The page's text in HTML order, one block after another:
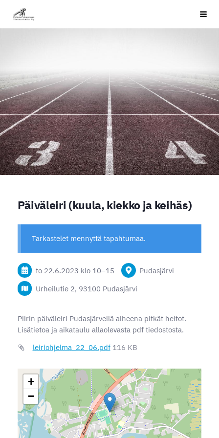
Siirry
sivun
PPYU
Päiväleiri (kuula, kiekko ja keihäs)
Tarkastelet mennyttä tapahtumaa.
to 22.6.2023 klo 10–15
Pudasjärvi
Urheilutie 2, 93100 Pudasjärvi
Piirin päiväleiri Pudasjärvellä aiheena pitkät heitot.
Lisätietoa ja aikataulu allaolevasta pdf tiedostosta.
leiriohjelma_22_06.pdf 116 KB
+
−